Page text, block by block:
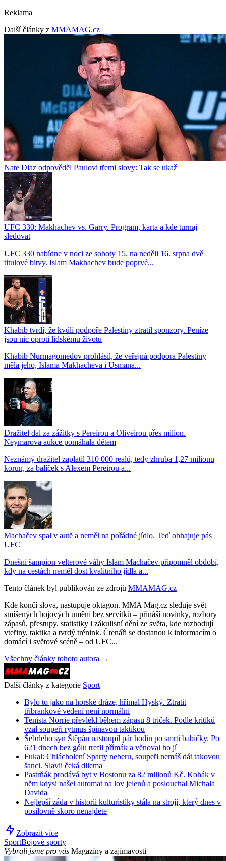
Reklama
Další články z MMAMAG.cz
Nate Diaz odpověděl Paulovi třemi slovy: Tak se ukaž
UFC 330: Makhachev vs. Garry. Program, karta a kde turnaj
sledovat
UFC 330 nabídne v noci ze soboty 15. na neděli 16. srpna dvě
titulové bitvy. Islam Makhachev bude poprvé...
Khabib tvrdí, že kvůli podpoře Palestiny ztratil sponzory. Peníze
jsou nic oproti lidskému životu
Khabib Nurmagomedov prohlásil, že veřejná podpora Palestiny
měla jeho, Islama Makhacheva i Usmana...
Dražitel dal za zážitky s Pereirou a Oliveirou přes milion.
Neymarova aukce pomáhala dětem
Neznámý dražitel zaplatil 310 000 realů, tedy zhruba 1,27 milionu
korun, za balíček s Alexem Pereirou a...
Machačev spal v autě a neměl na pořádné jídlo. Teď obhajuje pás
UFC
Dnešní šampion velterové váhy Islam Machačev připomněl období,
kdy na cestách neměl dost kvalitního jídla a...
Tento článek byl publikován ze zdrojů MMAMAG.cz
Kde končí slova, nastupuje oktagon. MMA Mag.cz sleduje svět
smíšených bojových umění bez servítků – přináší novinky, rozbory
zápasů, přestupy, statistiky i zákulisní dění ze světa, kde rozhodují
vteřiny, taktika a tvrdý trénink. Čtenáři se dostanou k informacím o
domácí i světové scéně – od UFC...
Všechny články tohoto autora →
Další články z kategorie Sport
Bylo to jako na horské dráze, hřímal Hyský. Ztratit
tříbrankové vedení není normální
Tenista Norrie převlékl během zápasu 8 triček. Podle kritiků
vzal soupeři rytmus špinavou taktikou
Šebrleho syn Štěpán nastoupil pár hodin po smrti babičky. Po
621 dnech bez gólu trefil přímák a věnoval ho jí
Fukal: Chlácholení Sparty neberu, soupeři nemáš dát takovou
šanci. Slavii čeká dilema
Pastrňák prodává byt v Bostonu za 82 milionů Kč. Kohák v
něm kdysi našel automat na lov jelenů a poslouchal Michala
Davida
Nejlepší záda v historii kulturistiky stála na stroji, který dnes v
posilovně skoro nenajdete
Zobrazit více
SportBojové sporty
Vybrali jsme pro vás Magazíny a zajímavosti